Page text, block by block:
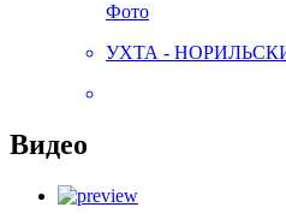
Фото
УХТА -
Видео